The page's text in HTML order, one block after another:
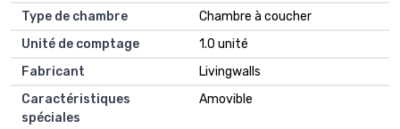
Type de chambre
Chambre à coucher
Unité de comptage
1.0 unité
Fabricant
Livingwalls
Caractéristiques
spéciales
Amovible